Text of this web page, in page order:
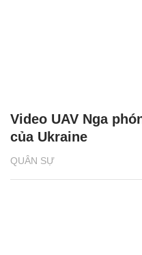
QUÂN SỰ
Video UAV Nga
của Ukraine